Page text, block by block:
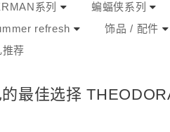
系列 蝙蝠侠系列
refresh 饰品 / 配件
荐
最佳选择